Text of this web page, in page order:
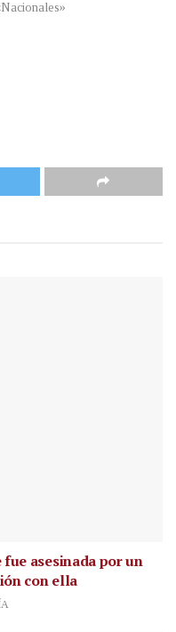
asesinada por un
con ella